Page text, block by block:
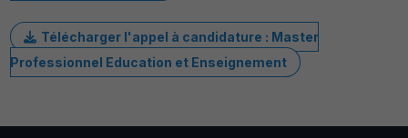
Télécharger l'appel à candidature : Master
Professionnel Education et Enseignement